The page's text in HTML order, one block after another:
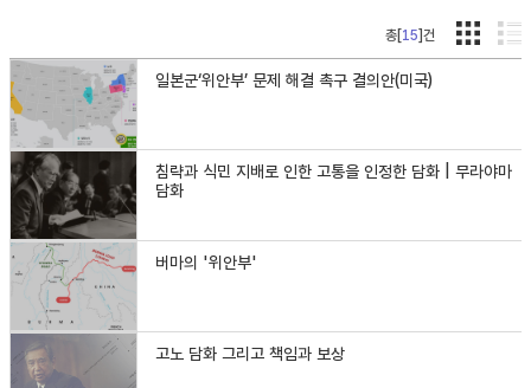
총[15]건
일본군‘위안부’ 문제 해결 촉구 결의안(미국)
침략과 식민 지배로 인한 고통을 인정한 담화 | 무라야마
담화
버마의 '위안부'
고노 담화 그리고 책임과 보상